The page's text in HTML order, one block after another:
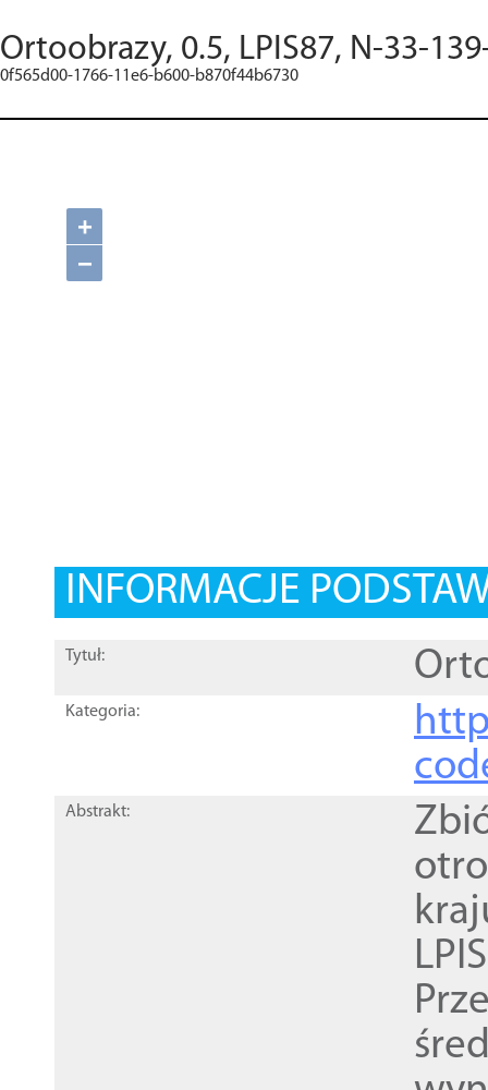
Ortoobrazy, 0.5, LPIS87, N-33-
0f565d00-1766-11e6-b600-b870f44b6730
+
−
INFORMACJE
Tytuł:
Kategoria:
Abstrakt: